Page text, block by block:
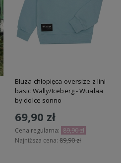
Bluza chłopięca oversize z lini
basic Wally/Iceberg - Wualaa
by dolce sonno
69,90 zł
Cena regularna: 89,90 zł
Najniższa cena: 89,90 zł